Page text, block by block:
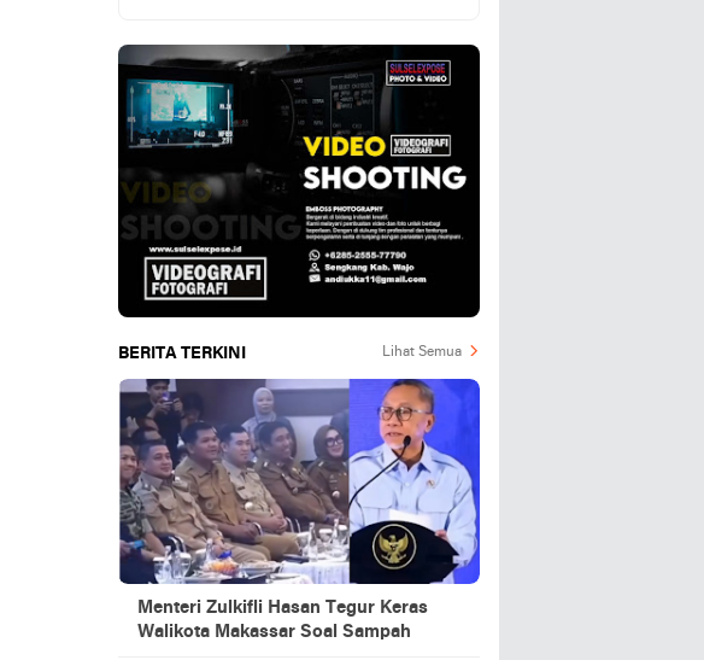
BERITA TERKINI Lihat Semua
Menteri Zulkifli Hasan Tegur Keras
Walikota Makassar Soal Sampah